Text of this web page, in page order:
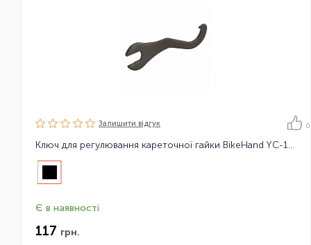
Залишити вiдгук 0
Ключ для регулювання кареточної гайки BikeHand YC-159S-BK
Є в наявності
117 грн.